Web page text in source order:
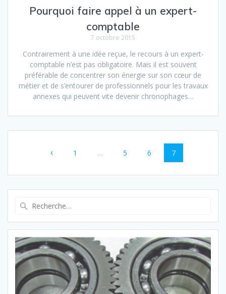
Pourquoi faire appel à un expert-
comptable
7 octobre 2015
Contrairement à une idée reçue, le recours à un expert-
comptable n’est pas obligatoire. Mais il est souvent
préférable de concentrer son énergie sur son cœur de
métier et de s’entourer de professionnels pour les travaux
annexes qui peuvent vite devenir chronophages…
sein
des
articles
Page
1 … Page
5 Page
6 Page
7
: